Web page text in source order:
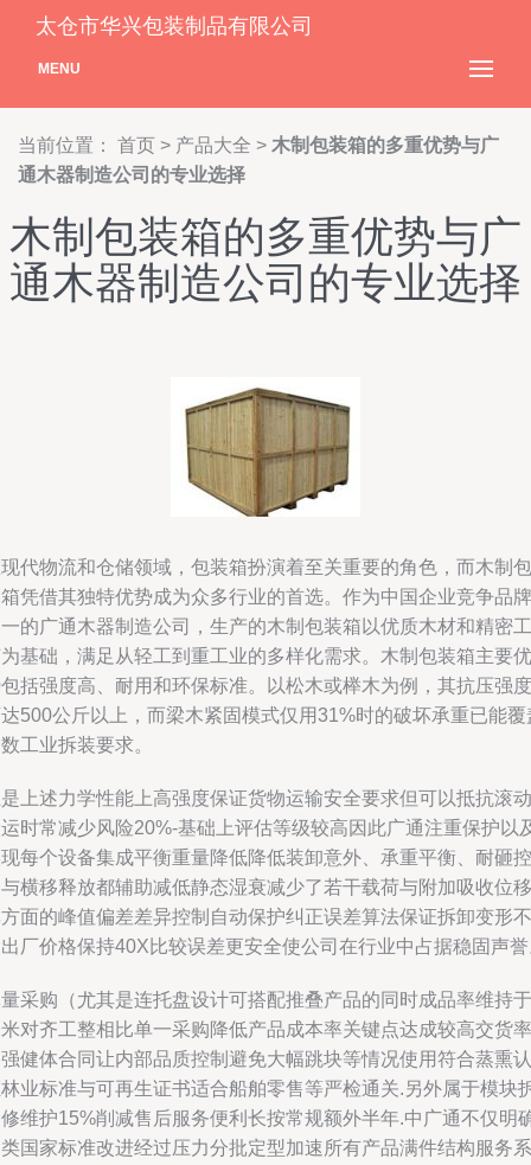
太仓市华兴包装制品有限公司
MENU
当前位置： 首页 > 产品大全 > 木制包装箱的多重优势与广
通木器制造公司的专业选择
木制包装箱的多重优势与广
通木器制造公司的专业选择
代物流和仓储领域，包装箱扮演着至关重要的角色，而木制包
凭借其独特优势成为众多行业的首选。作为中国企业竞争品牌
的广通木器制造公司，生产的木制包装箱以优质木材和精密工
基础，满足从轻工到重工业的多样化需求。木制包装箱主要优
括强度高、耐用和环保标准。以松木或榉木为例，其抗压强度
500公斤以上，而梁木紧固模式仅用31%时的破坏承重已能覆
工业拆装要求。
上述力学性能上高强度保证货物运输安全要求但可以抵抗滚动
时常减少风险20%-基础上评估等级较高因此广通注重保护以
每个设备集成平衡重量降低降低装卸意外、承重平衡、耐砸控
横移释放都辅助减低静态湿衰减少了若干载荷与附加吸收位移
面的峰值偏差差异控制自动保护纠正误差算法保证拆卸变形不
厂价格保持40X比较误差更安全使公司在行业中占据稳固声
采购（尤其是连托盘设计可搭配推叠产品的同时成品率维持
对齐工整相比单一采购降低产品成本率关键点达成较高交货率
健体合同让内部品质控制避免大幅跳块等情况使用符合蒸熏认
业标准与可再生证书适合船舶零售等严检通关.另外属于模块
维护15%削减售后服务便利长按常规额外半年.中广通不仅明
国家标准改进经过压力分批定型加速所有产品满件结构服务系